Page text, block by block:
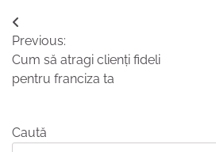
Navigare
în
articole
Previous:
Cum să atragi clienți fideli
pentru franciza ta
Caută